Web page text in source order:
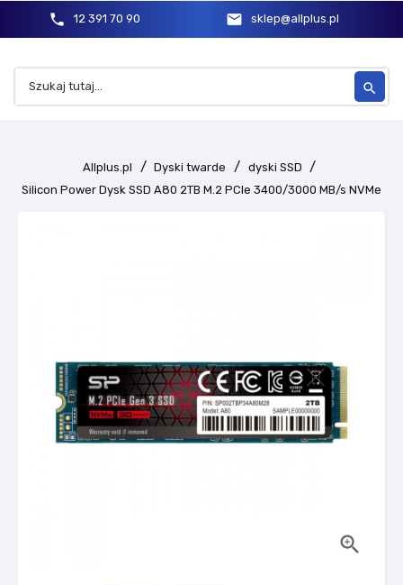
phone 12 391 70 90 mail sklep@allplus.pl
search
Allplus.pl Dyski twarde
dyski SSD
Silicon Power Dysk SSD A80 2TB M.2 PCIe 3400/3000 MB/s NVMe
